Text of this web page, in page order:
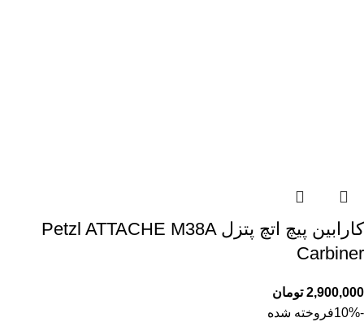
کارابین پیچ اتچ پتزل Petzl ATTACHE M38A
Carbiner
2,900,000 تومان
-10%
فروخته شده